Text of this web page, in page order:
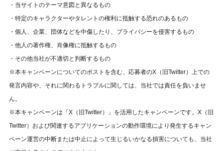
・当サイトのテーマ意図と異なるもの
・特定のキャラクターやタレントの権利に抵触する恐れのあるもの
・個人、企業、団体などを中傷したり、プライバシーを侵害するもの
・他人の著作権、肖像権に抵触するもの
・その他当社が不適切と判断するもの
※本キャンペーンについてのポストを含む、応募者のX（旧Twitter）上での
発言内容や、それに関わるトラブルに関しては、当社では責任を負いませ
ん。
※本キャンペーンは「X（旧Twitter）」を活用したキャンペーンです。X（旧
Twitter）および関連するアプリケーションの動作環境により発生するキャン
ペーン運営の中断または中止によって生じるいかなる損害についても、当社